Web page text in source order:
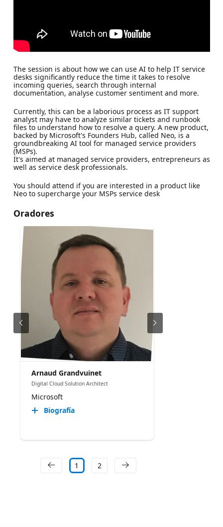
The session is about how we can use AI to help IT service
desks significantly reduce the time it takes to resolve
incoming queries, search through internal
documentation, analyse customer sentiment and more.
Currently, this can be a laborious process as IT support
analyst may have to analyze similar tickets and runbook
files to understand how to resolve a query. A new product,
backed by Microsoft's Founders Hub, called Neo, is a
groundbreaking AI tool for managed service providers
(MSPs).
It's aimed at managed service providers, entrepreneurs as
well as service desk professionals.
You should attend if you are interested in a product like
Neo to supercharge your MSPs service desk
Oradores
Arnaud Grandvuinet
Digital Cloud Solution Architect
Microsoft
Biografía
1 2